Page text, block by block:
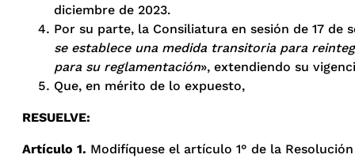
diciembre de 2023.
Por su parte, la Consiliatura en sesión de 17 de
se establece una medida transitoria para
para su reglamentación», extendiendo su
Que, en mérito de lo expuesto,
RESUELVE:
Artículo 1. Modifíquese el artículo 1° de la